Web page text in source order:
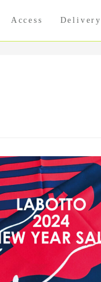
Access Delivery